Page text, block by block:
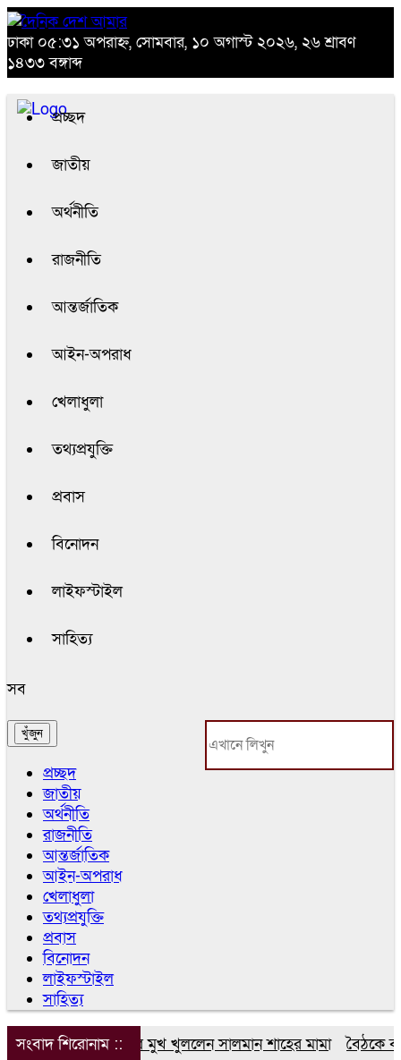
ঢাকা ০৫:৩১ অপরাহ্ন, সোমবার, ১০ অগাস্ট ২০২৬, ২৬ শ্রাবণ
১৪৩৩ বঙ্গাব্দ
প্রচ্ছদ
জাতীয়
অর্থনীতি
রাজনীতি
আন্তর্জাতিক
আইন-অপরাধ
খেলাধুলা
তথ্যপ্রযুক্তি
প্রবাস
বিনোদন
লাইফস্টাইল
সাহিত্য
সব
প্রচ্ছদ
জাতীয়
অর্থনীতি
রাজনীতি
আন্তর্জাতিক
আইন-অপরাধ
খেলাধুলা
তথ্যপ্রযুক্তি
প্রবাস
বিনোদন
লাইফস্টাইল
সাহিত্য
সংবাদ শিরোনাম ::এবার মুখ খুললেন সালমান শাহের মামা বৈঠকে